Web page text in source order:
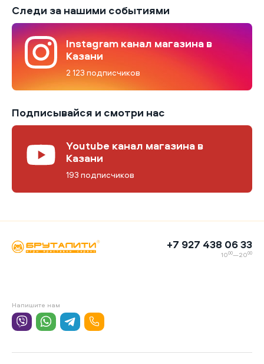
Следи за нашими событиями
Instagram канал магазина в
Казани
2 123 подписчиков
Подписывайся и смотри нас
Youtube канал магазина в
Казани
193 подписчиков
+7 927 438 06 33
1000—2000
Напишите нам